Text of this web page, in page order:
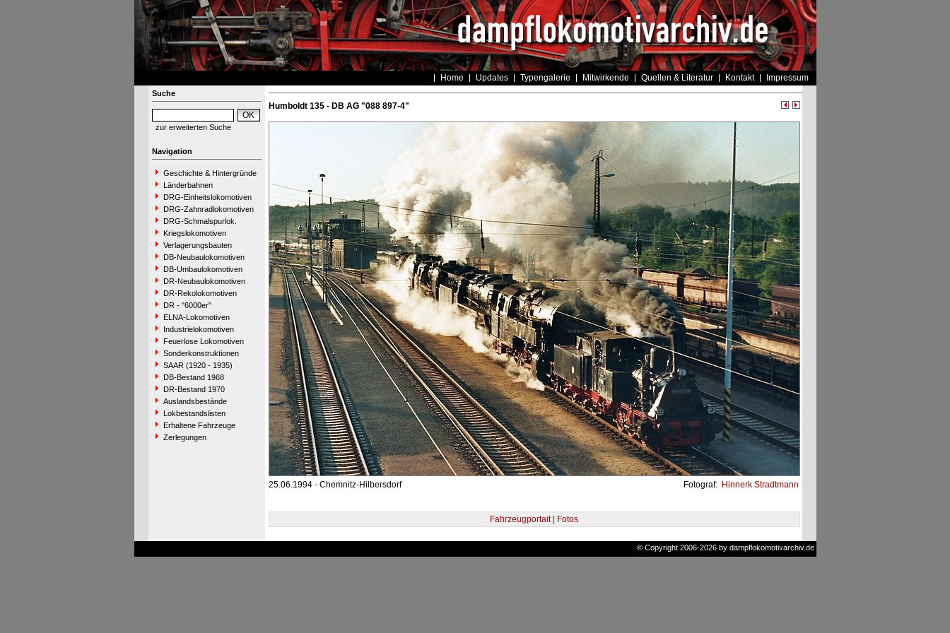
Home Updates Typengalerie Mitwirkende Quellen & Literatur Kontakt Impressum
Suche
zur erweiterten Suche
Navigation
Geschichte & Hintergründe
Länderbahnen
DRG-Einheitslokomotiven
DRG-Zahnradlokomotiven
DRG-Schmalspurlok.
Kriegslokomotiven
Verlagerungsbauten
DB-Neubaulokomotiven
DB-Umbaulokomotiven
DR-Neubaulokomotiven
DR-Rekolokomotiven
DR - "6000er"
ELNA-Lokomotiven
Industrielokomotiven
Feuerlose Lokomotiven
Sonderkonstruktionen
SAAR (1920 - 1935)
DB-Bestand 1968
DR-Bestand 1970
Auslandsbestände
Lokbestandslisten
Erhaltene Fahrzeuge
Zerlegungen
Humboldt 135 - DB AG "088 897-4"
25.06.1994 - Chemnitz-Hilbersdorf Fotograf: Hinnerk Stradtmann
Fahrzeugportait | Fotos
© Copyright 2006-2026 by dampflokomotivarchiv.de